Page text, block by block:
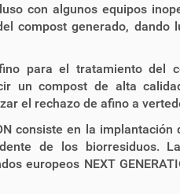
con algunos equipos
compost generado, dando
para el tratamiento del
un compost de alta
el rechazo de afino a
consiste en la
de los biorresiduos.
europeos NEXT